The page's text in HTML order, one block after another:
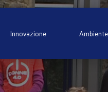
Innovazione Ambiente